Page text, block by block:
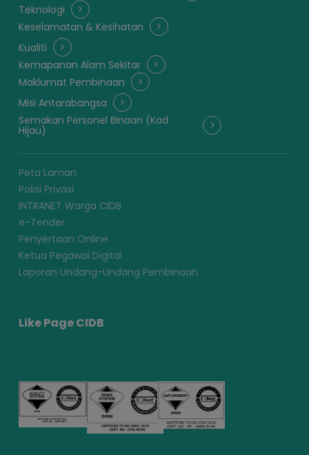
Teknologi
Keselamatan & Kesihatan
Kualiti
Kemapanan Alam Sekitar
Maklumat Pembinaan
Misi Antarabangsa
Semakan Personel Binaan (Kad
Hijau)
Peta Laman
Polisi Privasi
INTRANET Warga CIDB
e-Tender
Penyertaan Online
Ketua Pegawai Digital
Laporan Undang-Undang Pembinaan
Like Page CIDB